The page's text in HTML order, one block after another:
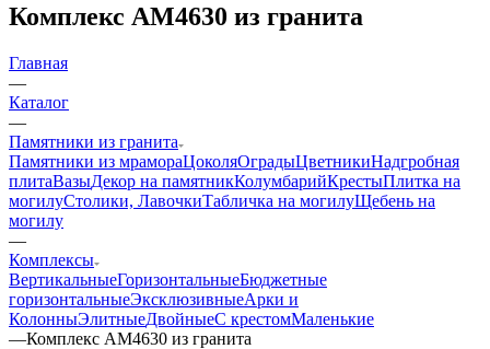
Комплекс AM4630 из гранита
Главная
—
Каталог
—
Памятники из гранита
Памятники из мрамораЦоколяОградыЦветникиНадгробная
плитаВазыДекор на памятникКолумбарийКрестыПлитка на
могилуСтолики, ЛавочкиТабличка на могилуЩебень на
могилу
—
Комплексы
ВертикальныеГоризонтальныеБюджетные
горизонтальныеЭксклюзивныеАрки и
КолонныЭлитныеДвойныеС крестомМаленькие
—Комплекс AM4630 из гранита